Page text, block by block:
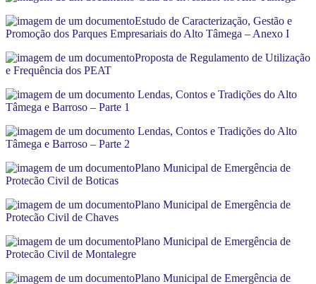
Estudo de Caracterização, Gestão e
Promoção dos Parques Empresariais do Alto Tâmega – Anexo I
Proposta de Regulamento de Utilização
e Frequência dos PEAT
Lendas, Contos e Tradições do Alto
Tâmega e Barroso – Parte 1
Lendas, Contos e Tradições do Alto
Tâmega e Barroso – Parte 2
Plano Municipal de Emergência de
Protecão Civil de Boticas
Plano Municipal de Emergência de
Protecão Civil de Chaves
Plano Municipal de Emergência de
Protecão Civil de Montalegre
Plano Municipal de Emergência de